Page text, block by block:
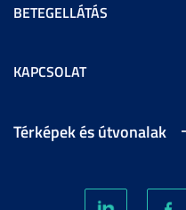
BETEGELLÁTÁS
KAPCSOLAT
Térképek és útvonalak